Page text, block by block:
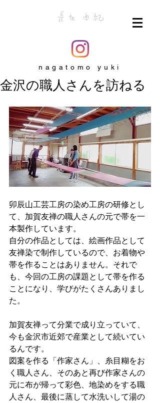
nagatomo yuki
金沢の職人さんを訪ねる
卯辰山工芸工房の染め工房の研修とし
て、加賀友禅の職人さんの元で帯を一
本製作しています。
自分の作品としては、絵画作品として
友禅染で制作しているので、お着物や
帯を作ることはありません。それで
も、今回の工房の課題として帯を作る
ことになり、学びがたくさんありまし
た。
加賀友禅って分業で成り立っていて、
今も金沢市近郊で産業として続いてい
るんです。
図案を作る「作家さん」、糸目糊をお
く職人さん、そのあと再び作家さんの
元に布が帰って彩色、地染めをする職
人さん、最後に蒸して水洗いして湯の